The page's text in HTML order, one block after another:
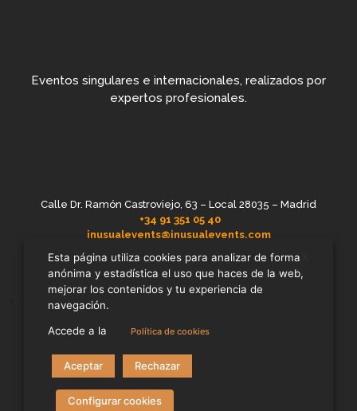
Eventos singulares e internacionales, realizados por
expertos profesionales.
Calle Dr. Ramón Castroviejo, 63 – Local 28035 – Madrid
+34 91 351 05 40
inusualevents@inusualevents.com
Política de Privacidad
© Inusual. Todos los derechos reservados
Esta página utiliza cookies para analizar de forma
anónima y estadística el uso que haces de la web,
mejorar los contenidos y tu experiencia de
navegación.
Accede a la
Política de cookies
Aceptar Rechazar
Configurar cookies